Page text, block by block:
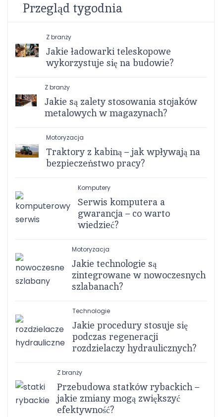
Przegląd tygodnia
Z branży
Jakie ładowarki teleskopowe
wykorzystuje się na budowie?
Z branży
Jakie są zalety stosowania stojaków
metalowych w magazynach?
Motoryzacja
Traktory z kabiną – jak wpływają na
bezpieczeństwo pracy?
Komputery
Serwis komputera a
gwarancja – co warto
wiedzieć?
Motoryzacja
Jakie technologie są
zintegrowane w nowoczesnych
szlabanach?
Technologie
Jakie procedury stosuje się
podczas regeneracji
rozdzielaczy hydraulicznych?
Z branży
Przebudowa statków rybackich –
jakie zmiany mogą zwiększyć
efektywność?